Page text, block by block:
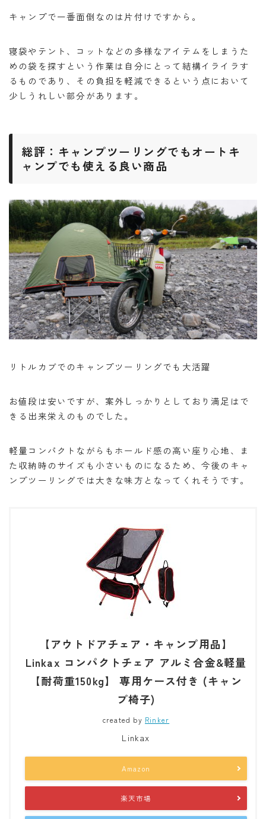
キャンプで一番面倒なのは片付けですから。
寝袋やテント、コットなどの多様なアイテムをしまうた
めの袋を探すという作業は自分にとって結構イライラす
るものであり、その負担を軽減できるという点において
少しうれしい部分があります。
総評：キャンプツーリングでもオートキ
ャンプでも使える良い商品
リトルカブでのキャンプツーリングでも大活躍
お値段は安いですが、案外しっかりとしており満足はで
きる出来栄えのものでした。
軽量コンパクトながらもホールド感の高い座り心地、ま
た収納時のサイズも小さいものになるため、今後のキャ
ンプツーリングでは大きな味方となってくれそうです。
【アウトドアチェア・キャンプ用品】
Linkax コンパクトチェア アルミ合金&軽量
【耐荷重150kg】 専用ケース付き (キャン
プ椅子)
created by Rinker
Linkax
Amazon
楽天市場